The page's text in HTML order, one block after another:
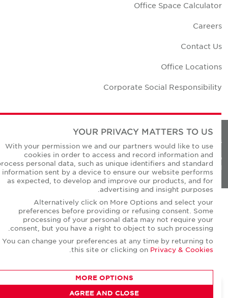
CONTACT AGENT
Office Space Calculator
Careers
Contact Us
Office Locations
Corporate Social Responsibility
Privacy Policies
© Copyright Cushman & Wakefield Core 2026.
All Rights Reserved.
YOUR PRIVACY MATTERS TO US
With your permission we and our partners would like to use
cookies in order to access and record information and
process personal data, such as unique identifiers and standard
information sent by a device to ensure our website performs
as expected, to develop and improve our products, and for
advertising and insight purposes.
Alternatively click on More Options and select your
preferences before providing or refusing consent. Some
processing of your personal data may not require your
consent, but you have a right to object to such processing.
You can change your preferences at any time by returning to
this site or clicking onPrivacy & Cookies
.
MORE OPTIONS
AGREE AND CLOSE